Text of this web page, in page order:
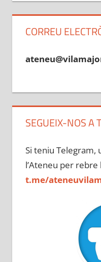
CORREU
SEGUEIX-NOS A
Si teniu Telegram,
l’Ateneu per
t.me/